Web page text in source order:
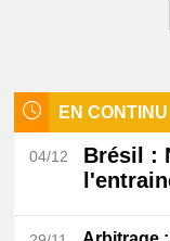
EN CONTINU
04/12 Brésil
: